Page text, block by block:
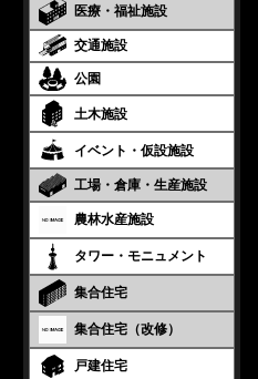
医療・福祉施設
交通施設
公園
土木施設
イベント・仮設施設
工場・倉庫・生産施設
農林水産施設
タワー・モニュメント
集合住宅
集合住宅（改修）
戸建住宅